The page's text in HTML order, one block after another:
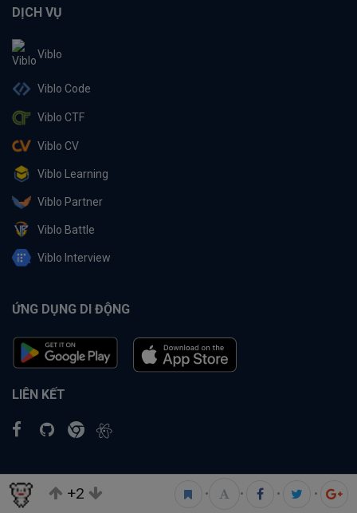
+2 • • • •
DỊCH VỤ
Viblo
Viblo Code
Viblo CTF
Viblo CV
Viblo Learning
Viblo Partner
Viblo Battle
Viblo Interview
ỨNG DỤNG DI ĐỘNG
LIÊN KẾT